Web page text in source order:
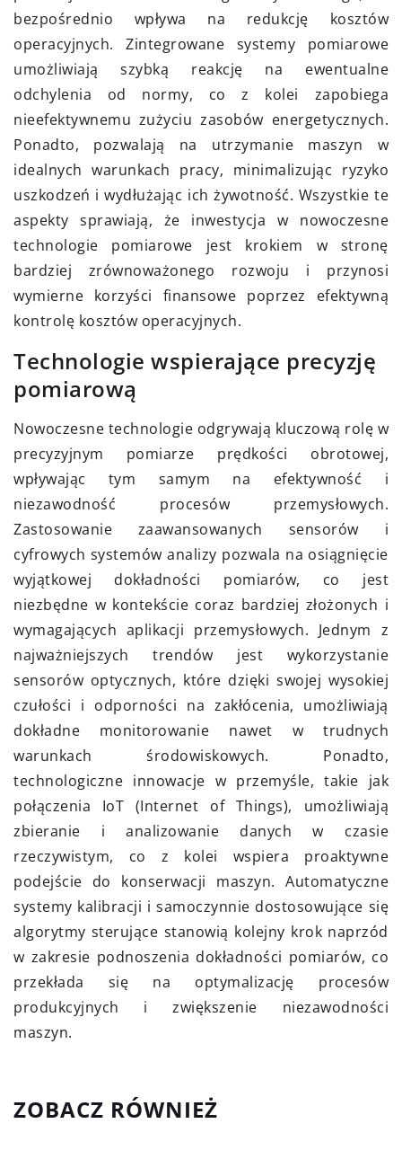
bezpośrednio wpływa na redukcję kosztów
operacyjnych. Zintegrowane systemy pomiarowe
umożliwiają szybką reakcję na ewentualne
odchylenia od normy, co z kolei zapobiega
nieefektywnemu zużyciu zasobów energetycznych.
Ponadto, pozwalają na utrzymanie maszyn w
idealnych warunkach pracy, minimalizując ryzyko
uszkodzeń i wydłużając ich żywotność. Wszystkie te
aspekty sprawiają, że inwestycja w nowoczesne
technologie pomiarowe jest krokiem w stronę
bardziej zrównoważonego rozwoju i przynosi
wymierne korzyści finansowe poprzez efektywną
kontrolę kosztów operacyjnych.
Technologie wspierające precyzję
pomiarową
Nowoczesne technologie odgrywają kluczową rolę w
precyzyjnym pomiarze prędkości obrotowej,
wpływając tym samym na efektywność i
niezawodność procesów przemysłowych.
Zastosowanie zaawansowanych sensorów i
cyfrowych systemów analizy pozwala na osiągnięcie
wyjątkowej dokładności pomiarów, co jest
niezbędne w kontekście coraz bardziej złożonych i
wymagających aplikacji przemysłowych. Jednym z
najważniejszych trendów jest wykorzystanie
sensorów optycznych, które dzięki swojej wysokiej
czułości i odporności na zakłócenia, umożliwiają
dokładne monitorowanie nawet w trudnych
warunkach środowiskowych. Ponadto,
technologiczne innowacje w przemyśle, takie jak
połączenia IoT (Internet of Things), umożliwiają
zbieranie i analizowanie danych w czasie
rzeczywistym, co z kolei wspiera proaktywne
podejście do konserwacji maszyn. Automatyczne
systemy kalibracji i samoczynnie dostosowujące się
algorytmy sterujące stanowią kolejny krok naprzód
w zakresie podnoszenia dokładności pomiarów, co
przekłada się na optymalizację procesów
produkcyjnych i zwiększenie niezawodności
maszyn.
ZOBACZ RÓWNIEŻ